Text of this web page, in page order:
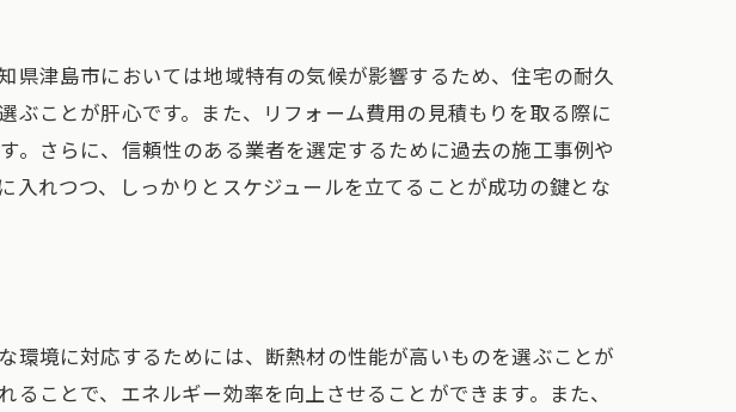
策
ドと最新動向
介
ーム
特徴
県津島市においては地域特有の気候が影響するため、住宅の耐久
ことが肝心です。また、リフォーム費用の見積もりを取る際に
さらに、信頼性のある業者を選定するために過去の施工事例や
れつつ、しっかりとスケジュールを立てることが成功の鍵とな
境に対応するためには、断熱材の性能が高いものを選ぶことが
ことで、エネルギー効率を向上させることができます。また、
ちら
ちら